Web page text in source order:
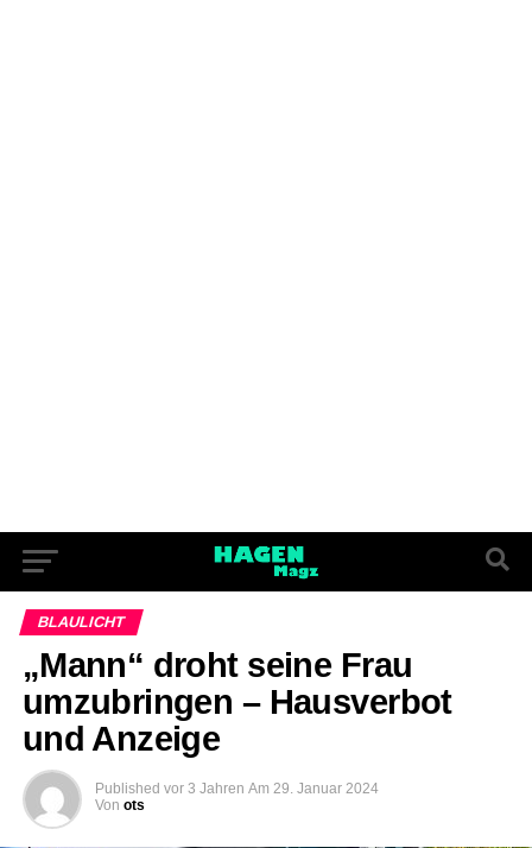
BLAULICHT
„Mann“ droht seine Frau
umzubringen – Hausverbot
und Anzeige
Published vor 3 Jahren Am 29. Januar 2024
Von ots